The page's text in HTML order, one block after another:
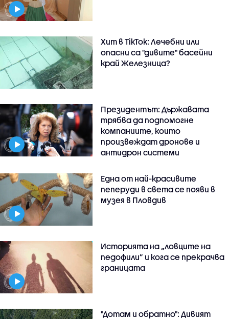
Хит в TikTok: Лечебни или
опасни са "дивите" басейни
край Железница?
Президентът: Държавата
трябва да подпомогне
компаниите, които
произвеждат дронове и
антидрон системи
Една от най-красивите
пеперуди в света се появи в
музея в Пловдив
Историята на „ловците на
педофили” и кога се прекрачва
границата
"Дотам и обратно": Дивият